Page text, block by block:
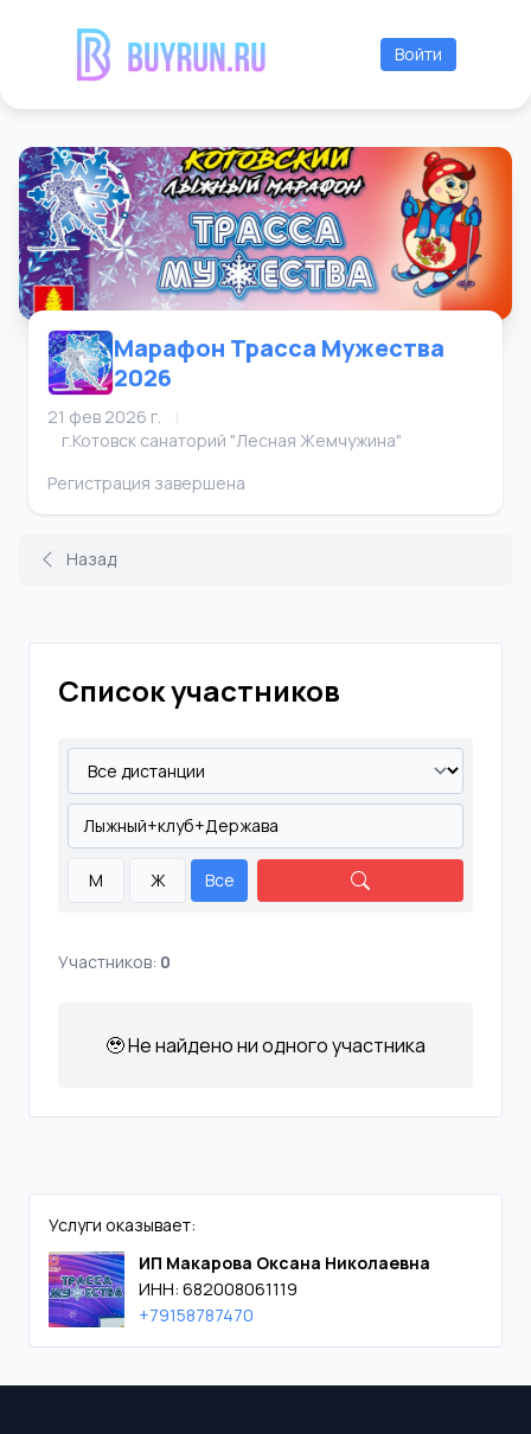
Войти
Марафон Трасса Мужества
2026
21 фев 2026 г.
|
г.Котовск санаторий "Лесная Жемчужина"
Регистрация завершена
Назад
Список участников
М Ж Все
Участников: 0
🥹 Не найдено ни одного участника
Услуги оказывает:
ИП Макарова Оксана Николаевна
ИНН: 682008061119
+79158787470